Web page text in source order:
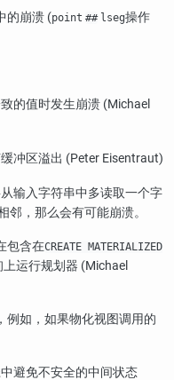
的崩溃 (point ## lseg操作
的值时发生崩溃 (Michael
冲区溢出 (Peter Eisentraut)
输入字符串中多读取一个字
邻，那么会有可能崩溃。
包含在CREATE MATERIALIZED
运行规划器 (Michael
例如，如果物化视图调用的
避免不安全的中间状态